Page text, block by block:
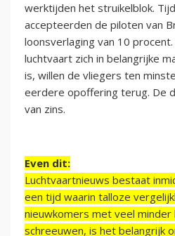
werktijden het struikelblok.
accepteerden de piloten van
loonsverlaging van 10
luchtvaart zich in belangrijke
is, willen de vliegers ten
eerdere opoffering terug. De
van zins.
Even dit:
Luchtvaartnieuws bestaat
een tijd waarin talloze
nieuwkomers met veel
schreeuwen, is het belangrijk